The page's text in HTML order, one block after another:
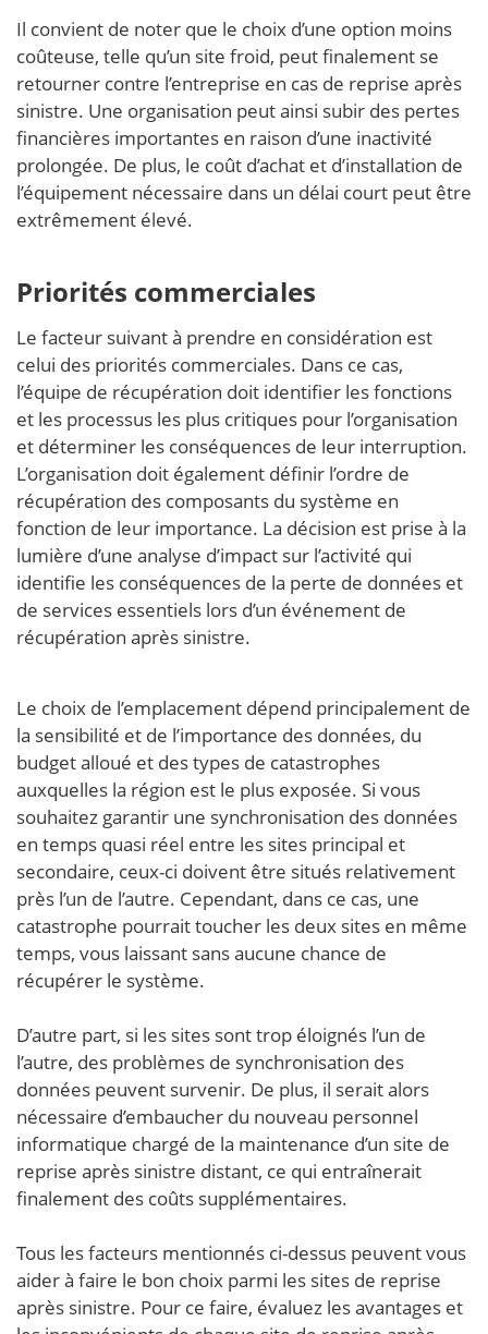
Il convient de noter que le choix d’une option moins
coûteuse, telle qu’un site froid, peut finalement se
retourner contre l’entreprise en cas de reprise après
sinistre. Une organisation peut ainsi subir des pertes
financières importantes en raison d’une inactivité
prolongée. De plus, le coût d’achat et d’installation de
l’équipement nécessaire dans un délai court peut être
extrêmement élevé.
Priorités commerciales
Le facteur suivant à prendre en considération est
celui des priorités commerciales. Dans ce cas,
l’équipe de récupération doit identifier les fonctions
et les processus les plus critiques pour l’organisation
et déterminer les conséquences de leur interruption.
L’organisation doit également définir l’ordre de
récupération des composants du système en
fonction de leur importance. La décision est prise à la
lumière d’une analyse d’impact sur l’activité qui
identifie les conséquences de la perte de données et
de services essentiels lors d’un événement de
récupération après sinistre.
Le choix de l’emplacement dépend principalement de
la sensibilité et de l’importance des données, du
budget alloué et des types de catastrophes
auxquelles la région est le plus exposée. Si vous
souhaitez garantir une synchronisation des données
en temps quasi réel entre les sites principal et
secondaire, ceux-ci doivent être situés relativement
près l’un de l’autre. Cependant, dans ce cas, une
catastrophe pourrait toucher les deux sites en même
temps, vous laissant sans aucune chance de
récupérer le système.
D’autre part, si les sites sont trop éloignés l’un de
l’autre, des problèmes de synchronisation des
données peuvent survenir. De plus, il serait alors
nécessaire d’embaucher du nouveau personnel
informatique chargé de la maintenance d’un site de
reprise après sinistre distant, ce qui entraînerait
finalement des coûts supplémentaires.
Tous les facteurs mentionnés ci-dessus peuvent vous
aider à faire le bon choix parmi les sites de reprise
après sinistre. Pour ce faire, évaluez les avantages et